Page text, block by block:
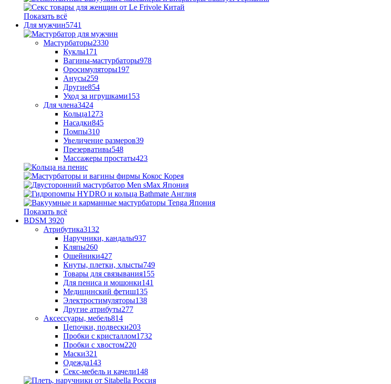
Показать всё
Для мужчин5741
Мастурбаторы2330
Куклы171
Вагины-мастурбаторы978
Оросимуляторы197
Анусы259
Другие854
Уход за игрушками153
Для члена3424
Кольца1273
Насадки845
Помпы310
Увеличение размеров39
Презервативы548
Массажеры простаты423
Показать всё
BDSM 3920
Атрибутика3132
Наручники, кандалы937
Кляпы260
Ошейники427
Кнуты, плетки, хлысты749
Товары для связывания155
Для пениса и мошонки141
Медицинский фетиш135
Электростимуляторы138
Другие атрибуты277
Аксессуары, мебель814
Цепочки, подвески203
Пробки с кристаллом1732
Пробки с хвостом220
Маски321
Одежда143
Секс-мебель и качели148